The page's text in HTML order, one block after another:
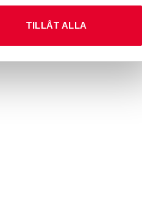
TILLÅT ALLA